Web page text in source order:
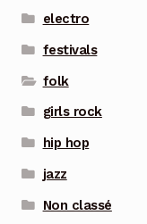
electro
festivals
folk
girls rock
hip hop
jazz
Non classé